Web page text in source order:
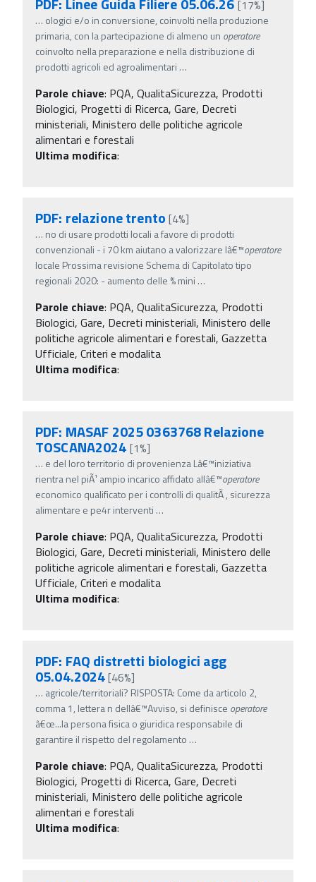
[17%]
… ologici e/o in conversione, coinvolti nella produzione
primaria, con la partecipazione di almeno un operatore
coinvolto nella preparazione e nella distribuzione di
prodotti agricoli ed agroalimentari …
Parole chiave: PQA, QualitaSicurezza, Prodotti
Biologici, Progetti di Ricerca, Gare, Decreti
ministeriali, Ministero delle politiche agricole
alimentari e forestali
Ultima modifica:
PDF: relazione trento [4%]
… no di usare prodotti locali a favore di prodotti
convenzionali - i 70 km aiutano a valorizzare lâ€™operatore
locale Prossima revisione Schema di Capitolato tipo
regionali 2020: - aumento delle % mini …
Parole chiave: PQA, QualitaSicurezza, Prodotti
Biologici, Gare, Decreti ministeriali, Ministero delle
politiche agricole alimentari e forestali, Gazzetta
Ufficiale, Criteri e modalita
Ultima modifica:
PDF: MASAF 2025 0363768 Relazione
TOSCANA2024 [1%]
… e del loro territorio di provenienza Lâ€™iniziativa
rientra nel piÃ¹ ampio incarico affidato allâ€™operatore
economico qualificato per i controlli di qualitÃ , sicurezza
alimentare e pe4r interventi …
Parole chiave: PQA, QualitaSicurezza, Prodotti
Biologici, Gare, Decreti ministeriali, Ministero delle
politiche agricole alimentari e forestali, Gazzetta
Ufficiale, Criteri e modalita
Ultima modifica:
PDF: FAQ distretti biologici agg
05.04.2024[46%]
… agricole/territoriali? RISPOSTA: Come da articolo 2,
comma 1, lettera n dellâ€™Avviso, si definisce operatore
â€œ...la persona fisica o giuridica responsabile di
garantire il rispetto del regolamento …
Parole chiave: PQA, QualitaSicurezza, Prodotti
Biologici, Progetti di Ricerca, Gare, Decreti
ministeriali, Ministero delle politiche agricole
alimentari e forestali
Ultima modifica: